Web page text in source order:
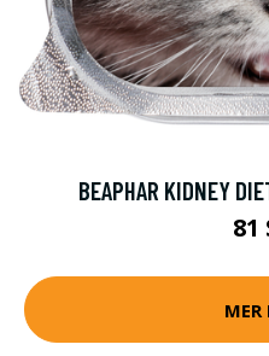
BEAPHAR KIDNEY
81